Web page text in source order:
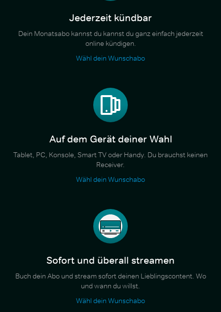
Jederzeit kündbar
Dein Monatsabo kannst du kannst du ganz einfach jederzeit
online kündigen.
Wähl dein Wunschabo
Auf dem Gerät deiner Wahl
Tablet, PC, Konsole, Smart TV oder Handy. Du brauchst keinen
Receiver.
Wähl dein Wunschabo
Sofort und überall streamen
Buch dein Abo und stream sofort deinen Lieblingscontent. Wo
und wann du willst.
Wähl dein Wunschabo